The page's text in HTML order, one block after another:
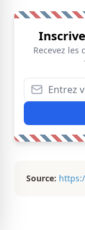
Recevez
Source: